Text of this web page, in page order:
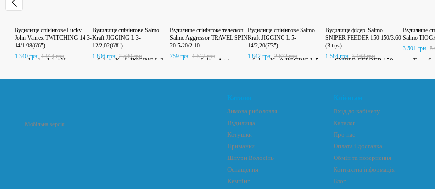
Вудилище спінінгове Lucky
John Vanrex TWITCHING 14 3-
14/1.98(6'6")
1 340 грн 1 914 грн
Вудилище спінінгове Salmo
Kraft JIGGING L 3-
12/2,02(6'8")
1 806 грн 2 580 грн
Вудилище спінінгове телескоп.
Salmo Aggressor TRAVEL SPIN
20 5-20/2.10
759 грн 1 517 грн
Вудилище спінінгове Salmo
Kraft JIGGING L 5-
14/2,20(7'3")
1 842 грн 2 632 грн
Вудилище фідер. Salmo
SNIPER FEEDER 150 150/3.60
(3 tips)
1 584 грн 3 168 грн
Вудилище
Salmo
3 501 грн 5
Мобільна версія
Каталог
Зимова риболовля
Вудилища
Котушки
Приманки
Шнури Волосінь
Оснащення
Кемпінг
Клієнтам
Вхід до кабінету
Каталог
Про нас
Оплата і доставка
Обмін та повернення
Контактна інформація
Блог